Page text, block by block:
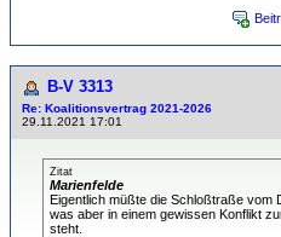
B-V 3313
Re: Koalitionsvertrag 2021-2026
29.11.2021 17:01
Zitat
Marienfelde
Eigentlich müßte die Schloßtraße vom
was aber in einem gewissen Konflikt
steht.